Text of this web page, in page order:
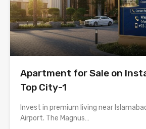
Apartment for Sale on
Top City-1
Invest in premium living near
Airport. The Magnus…